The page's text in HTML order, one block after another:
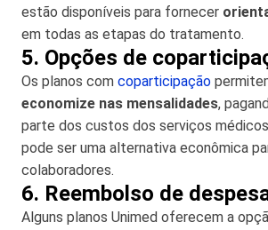
estão disponíveis para fornecer
em todas as etapas do tratamento.
5. Opções de
Os planos com coparticipação
economize nas mensalidades,
parte dos custos dos serviços
pode ser uma alternativa econômica
colaboradores.
6. Reembolso de
Alguns planos Unimed oferecem a